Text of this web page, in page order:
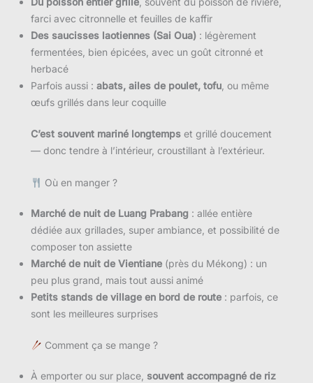
farci avec citronnelle et feuilles de kaffir
Des saucisses laotiennes (Sai Oua) : légèrement
fermentées, bien épicées, avec un goût citronné et
herbacé
Parfois aussi : abats, ailes de poulet, tofu , ou même
œufs grillés dans leur coquille
C’est souvent mariné longtemps et grillé doucement
— donc tendre à l’intérieur, croustillant à l’extérieur.
Où en manger ?
Marché de nuit de Luang Prabang : allée entière
dédiée aux grillades, super ambiance, et possibilité de
composer ton assiette
Marché de nuit de Vientiane (près du Mékong) : un
peu plus grand, mais tout aussi animé
Petits stands de village en bord de route : parfois, ce
sont les meilleures surprises
Comment ça se mange ?
À emporter ou sur place, souvent accompagné de riz